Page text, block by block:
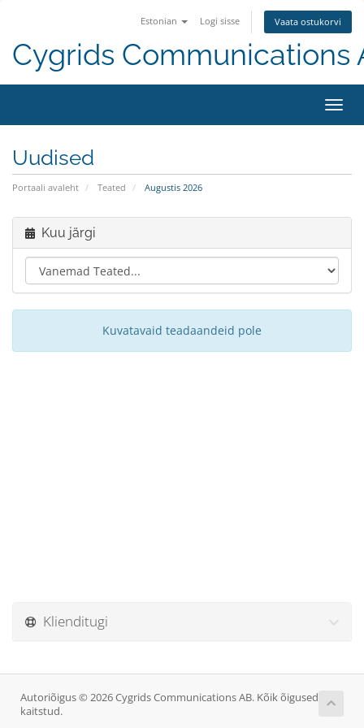
Estonian Logi sisse Vaata ostukorvi
Cygrids Communications
Uudised
Portaali avaleht Teated Augustis 2026
Kuu järgi
Kuvatavaid teadaandeid pole
Klienditugi
Autoriõigus © 2026 Cygrids Communications AB. Kõik õigused
kaitstud.